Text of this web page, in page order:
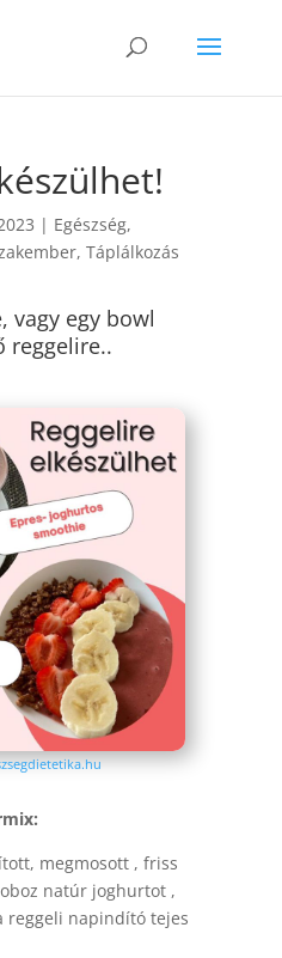
| Egészség,
, Táplálkozás
vagy egy bowl
reggelire..
megmosott , friss
natúr joghurtot ,
reggeli napindító tejes